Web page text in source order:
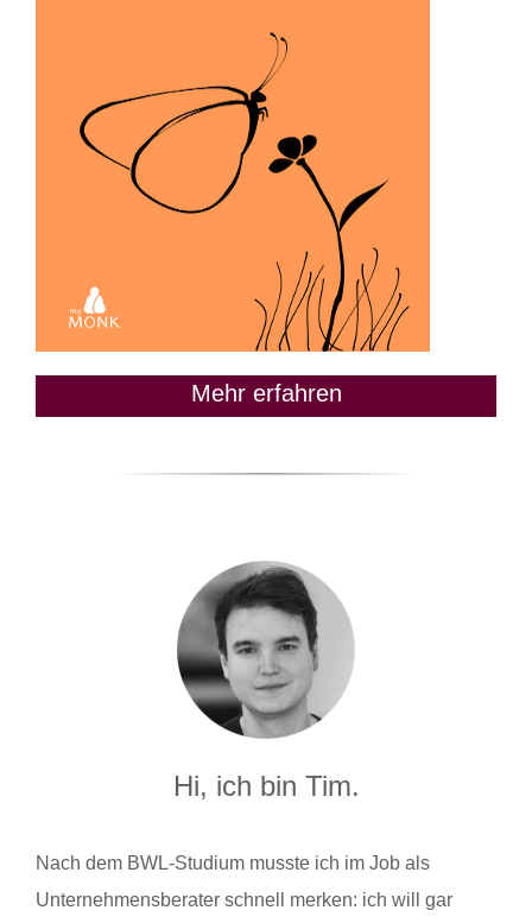
Mehr erfahren
Hi, ich bin Tim.
Nach dem BWL-Studium musste ich im Job als
Unternehmensberater schnell merken: ich will gar